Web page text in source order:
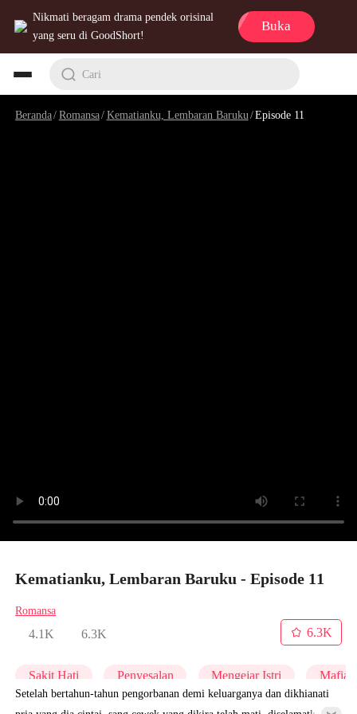
Nikmati beragam drama pendek orisinal
yang seru di GoodShort!
Buka
Cari
Beranda/Romansa/Kematianku, Lembaran Baruku/Episode 11
Kematianku, Lembaran Baruku - Episode 11
Romansa
4.1K 6.3K
6.3K
Sakit Hati Penyesalan Mengejar Istri Mafia
Setelah bertahun-tahun pengorbanan demi keluarganya dan dikhianati